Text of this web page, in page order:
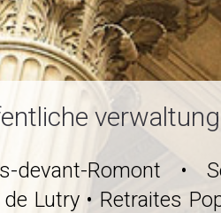
verwaltung
devant-Romont •
Lutry • Retraites